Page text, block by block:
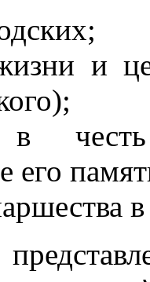
и
в честь
его